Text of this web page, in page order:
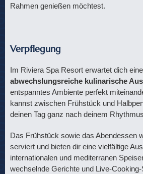
Rahmen genießen möchtest.
Verpflegung
Im Riviera Spa Resort erwartet dich eine
abwechslungsreiche kulinarische
entspanntes Ambiente perfekt
kannst zwischen Frühstück und
deinen Tag ganz nach deinem
Das Frühstück sowie das Abendessen
serviert und bieten dir eine vielfältige
internationalen und mediterranen
wechselnde Gerichte und Live-